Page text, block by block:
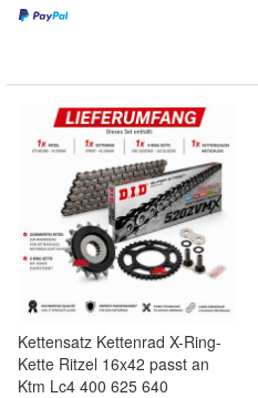
Kettensatz Kettenrad X-Ring-
Kette Ritzel 16x42 passt an
Ktm Lc4 400 625 640